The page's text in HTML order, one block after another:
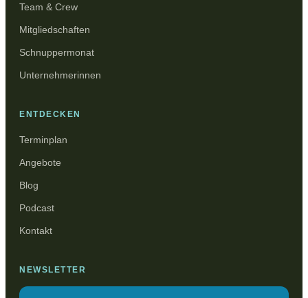
Team & Crew
Mitgliedschaften
Schnuppermonat
Unternehmerinnen
ENTDECKEN
Terminplan
Angebote
Blog
Podcast
Kontakt
NEWSLETTER